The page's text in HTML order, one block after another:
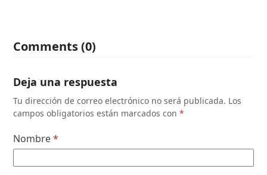
Comments (0)
Deja una respuesta
Tu dirección de correo electrónico no será publicada. Los
campos obligatorios están marcados con*
Nombre*